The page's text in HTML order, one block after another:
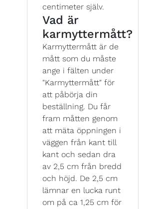
centimeter själv.
Vad är
karmyttermått?
Karmyttermått är de
mått som du måste
ange i fälten under
"Karmyttermått" för
att påbörja din
beställning. Du får
fram måtten genom
att mäta öppningen i
väggen från kant till
kant och sedan dra
av 2,5 cm från bredd
och höjd. De 2,5 cm
lämnar en lucka runt
om på ca 1,25 cm för